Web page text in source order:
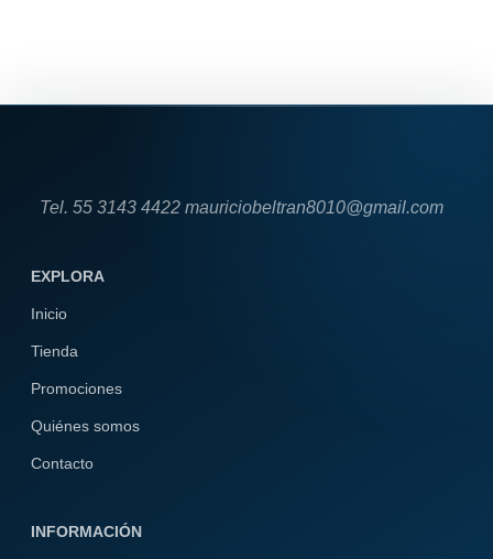
Tel. 55 3143 4422 mauriciobeltran8010@gmail.com
EXPLORA
Inicio
Tienda
Promociones
Quiénes somos
Contacto
INFORMACIÓN